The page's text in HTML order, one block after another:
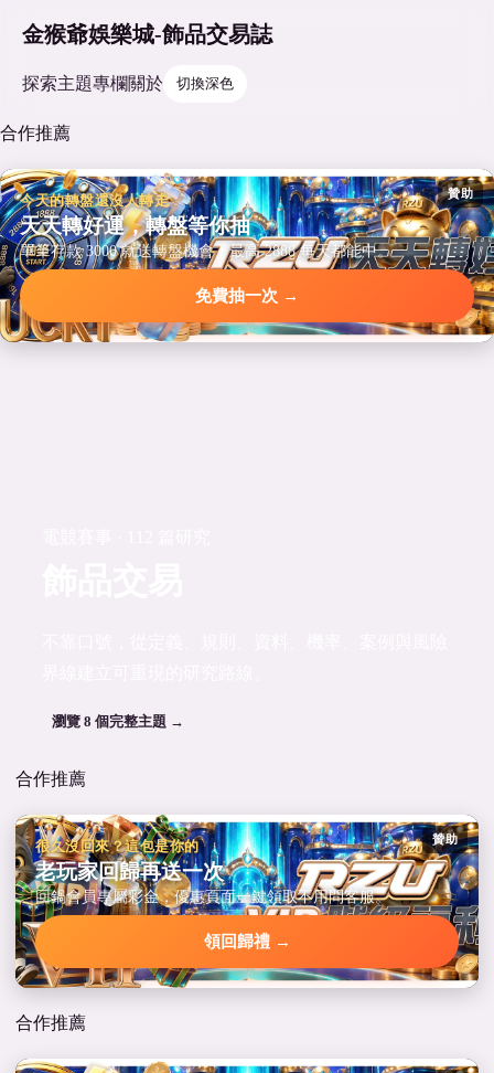
金猴爺娛樂城-飾品交易誌
探索主題專欄關於 切換深色
合作推薦
贊助
今天的轉盤還沒人轉走
天天轉好運，轉盤等你抽
單筆存款 3000 就送轉盤機會，最高 2888 每天都能中。
免費抽一次 →
瀏覽 8 個完整主題 →
合作推薦
贊助
很久沒回來？這包是你的
老玩家回歸再送一次
回鍋會員專屬彩金，優惠頁面一鍵領取不用問客服。
領回歸禮 →
合作推薦